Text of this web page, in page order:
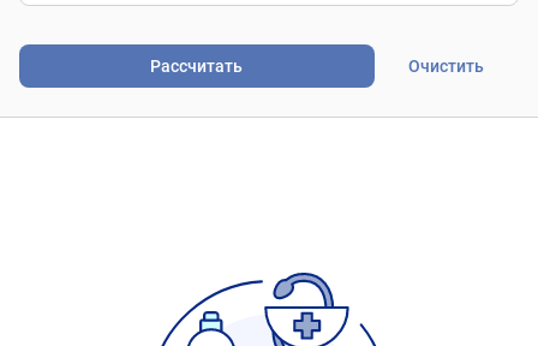
Рассчитать Очистить